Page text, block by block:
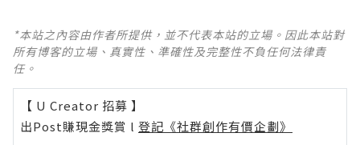
*本站之內容由作者所提供，並不代表本站的立場。因此本站對
所有博客的立場、真實性、準確性及完整性不負任何法律責
任。
【 U Creator 招募 】
出Post賺現金獎賞 l 登記《社群創作有價企劃》